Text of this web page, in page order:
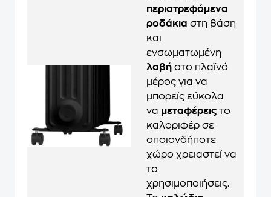
περιστρεφόμενα
ροδάκια στη βάση
και
ενσωματωμένη
λαβή στο πλαϊνό
μέρος για να
μπορείς εύκολα
να μεταφέρεις το
καλοριφέρ σε
οποιονδήποτε
χώρο χρειαστεί να
το
χρησιμοποιήσεις.